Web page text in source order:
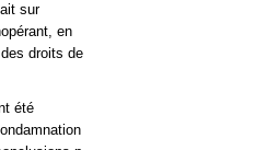
sur
en
droits de
été